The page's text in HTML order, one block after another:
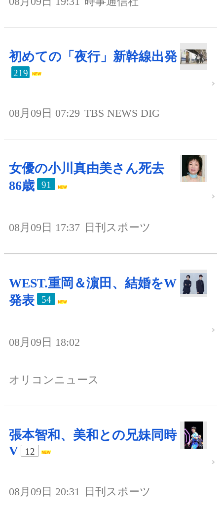
初めての「夜行」新幹線出発
219
08月09日 07:29 TBS NEWS DIG
女優の小川真由美さん死去
86歳
91
08月09日 17:37 日刊スポーツ
WEST.重岡＆濵田、結婚をW
発表
54
08月09日 18:02
オリコンニュース
張本智和、美和との兄妹同時
V
12
08月09日 20:31 日刊スポーツ